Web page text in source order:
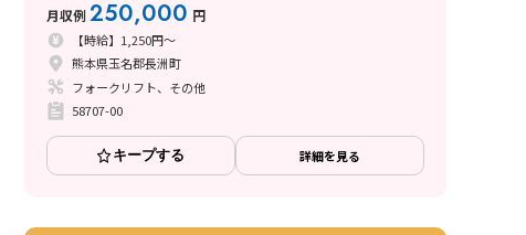
月収例250,000 円
【時給】1,250円～
熊本県玉名郡長洲町
フォークリフト、その他
58707-00
キープする 詳細を見る